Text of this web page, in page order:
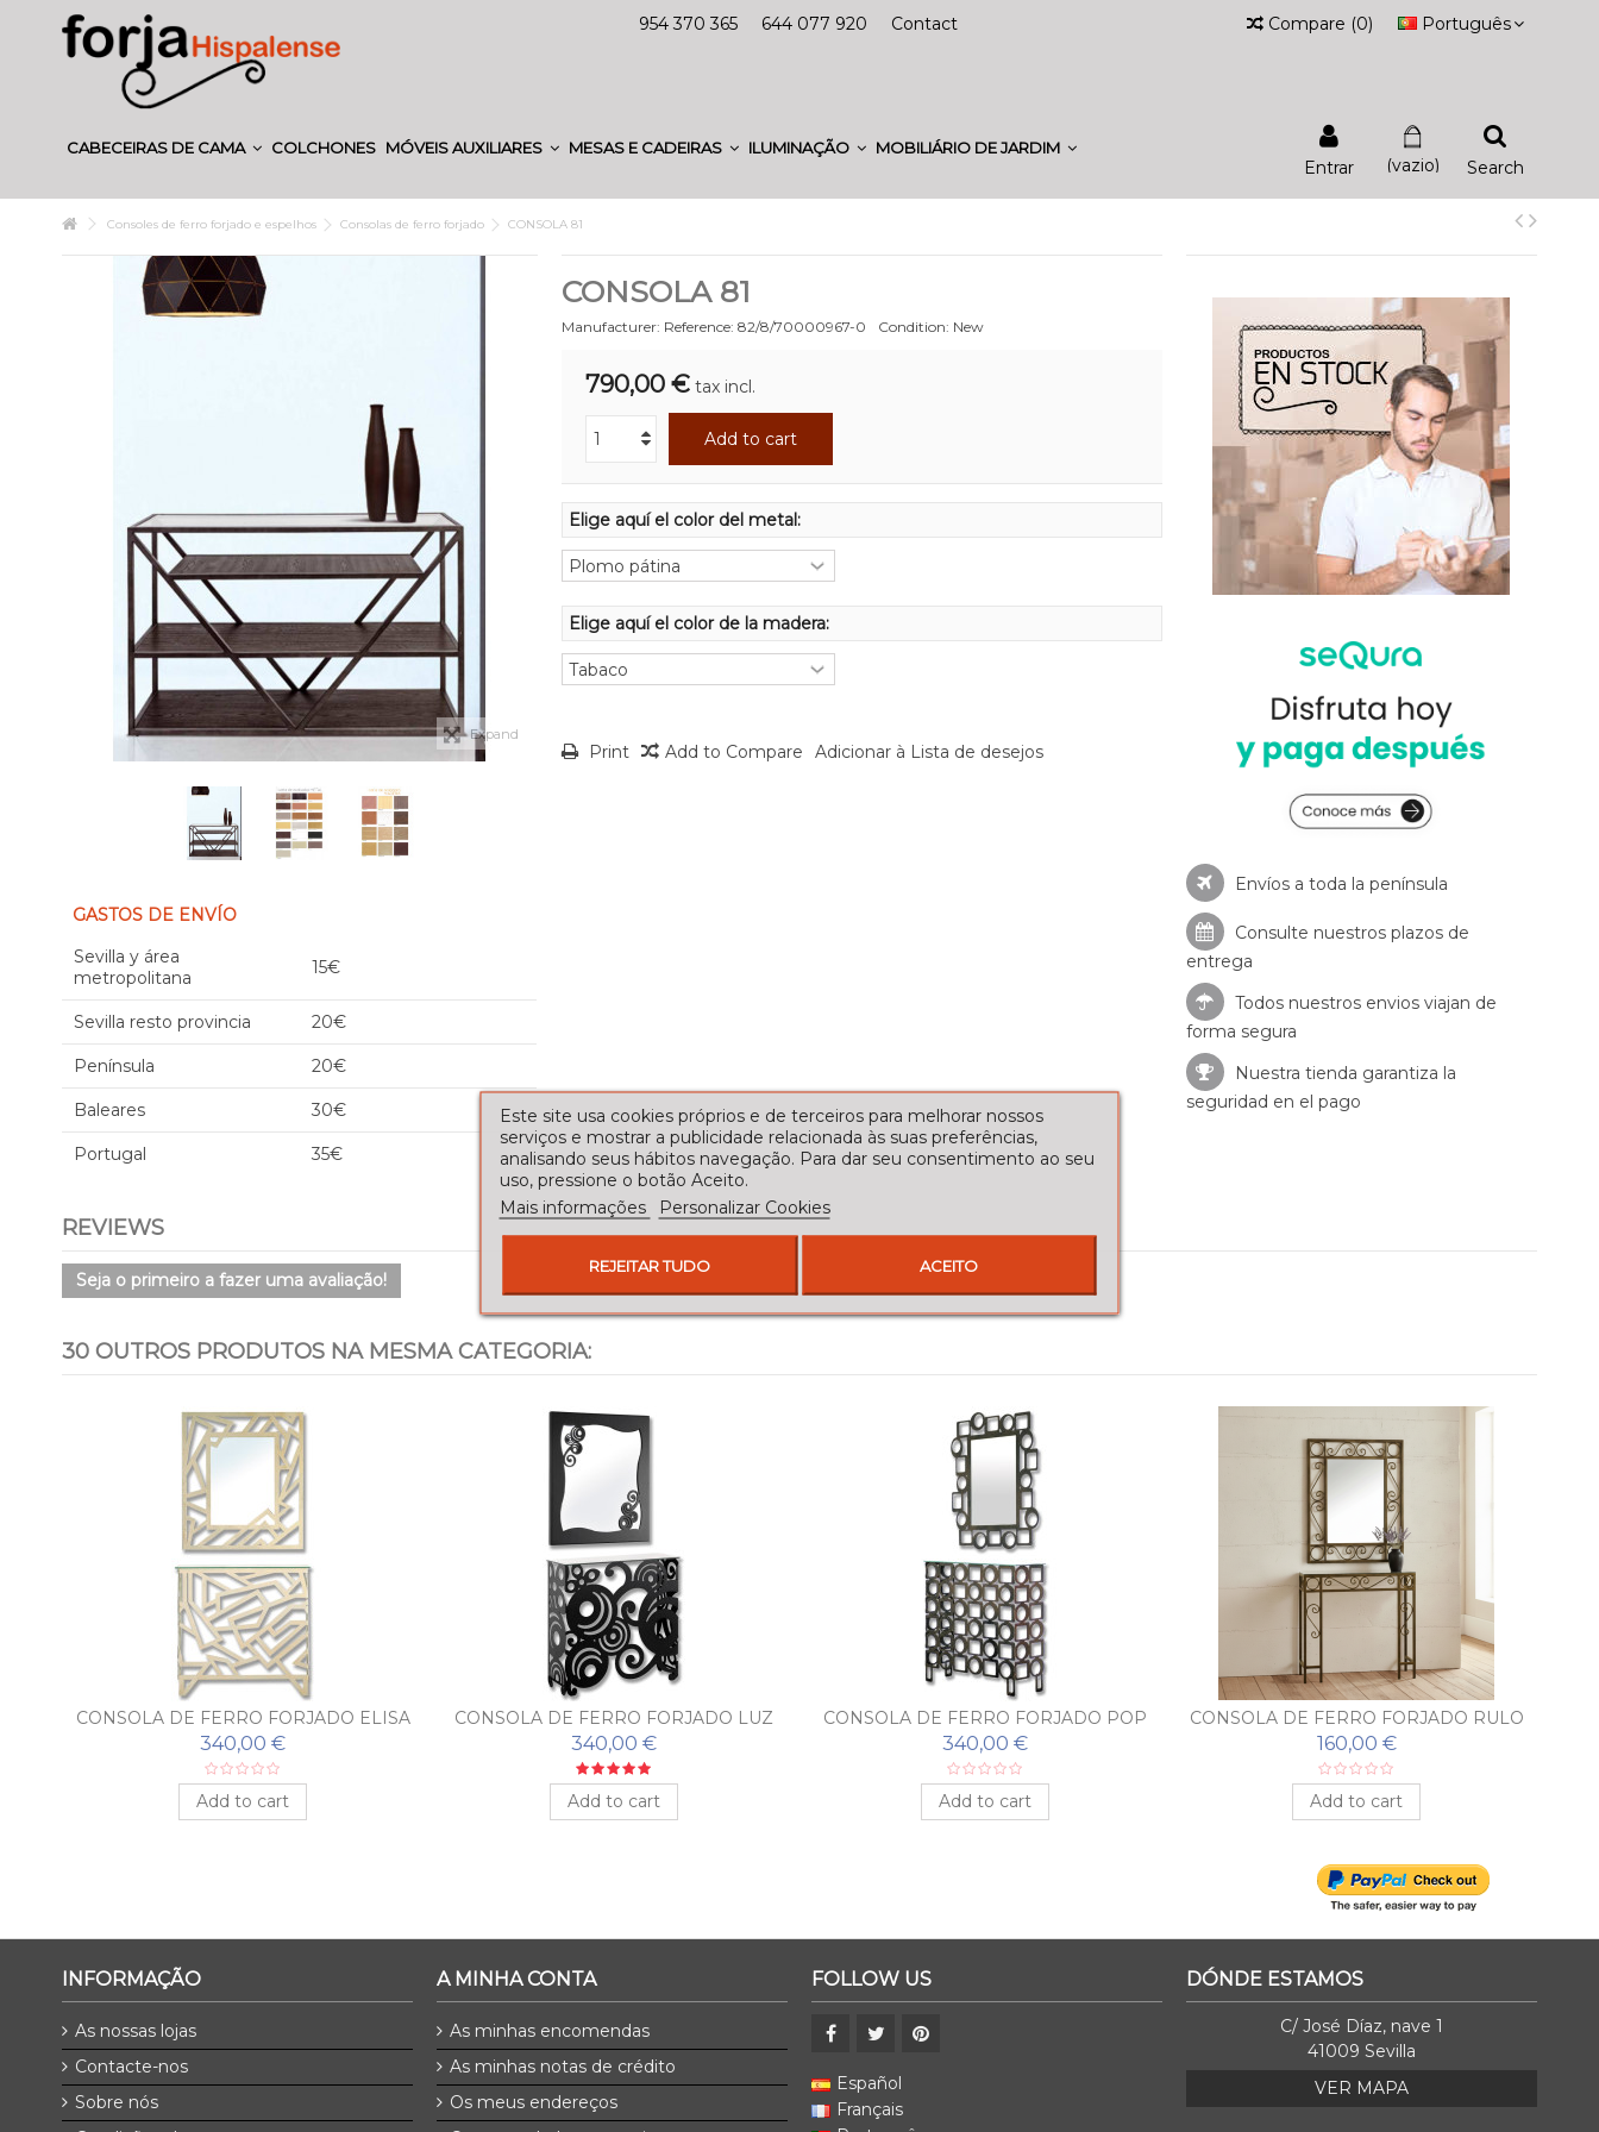
954 370 365 644 077 920 Contact Português
Compare (0)
CABECEIRAS DE CAMA COLCHONES MÓVEIS AUXILIARES MESAS E CADEIRAS ILUMINAÇÃO MOBILIÁRIO DE JARDIM
Search
(vazio)
Entrar
Consoles de ferro forjado e espelhos Consolas de ferro forjado CONSOLA 81
Expand
GASTOS DE ENVÍO
Sevilla y área
metropolitana
15€
Sevilla resto provincia 20€
Península 20€
Baleares 30€
Portugal 35€
CONSOLA 81
Manufacturer: Reference: 82/8/70000967-0 Condition: New
790,00 € tax incl.
Add to cart
Elige aquí el color del metal:
Elige aquí el color de la madera:
Print Add to Compare Adicionar à Lista de desejos
Envíos a toda la península
Consulte nuestros plazos de
entrega
Todos nuestros envios viajan de
forma segura
Nuestra tienda garantiza la
seguridad en el pago
REVIEWS
Seja o primeiro a fazer uma avaliação!
30 OUTROS PRODUTOS NA MESMA CATEGORIA:
CONSOLA DE FERRO FORJADO ELISA
COM ESPELHO
340,00 €
Add to cart
CONSOLA DE FERRO FORJADO LUZ
COM ESPELHO
340,00 €
Add to cart
CONSOLA DE FERRO FORJADO POP
COM ESPELHO
340,00 €
Add to cart
CONSOLA DE FERRO FORJADO RULO
COM ESPELHO
160,00 €
Add to cart
INFORMAÇÃO
As nossas lojas
Contacte-nos
Sobre nós
A MINHA CONTA
As minhas encomendas
As minhas notas de crédito
Os meus endereços
FOLLOW US
Español
Français
DÓNDE ESTAMOS
C/ José Díaz, nave 1
41009 Sevilla
VER MAPA
Este site usa cookies próprios e de terceiros para melhorar nossos
serviços e mostrar a publicidade relacionada às suas preferências,
analisando seus hábitos navegação. Para dar seu consentimento ao seu
uso, pressione o botão Aceito.
Mais informações
Personalizar Cookies
REJEITAR TUDO ACEITO